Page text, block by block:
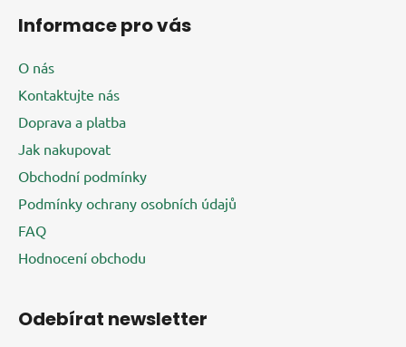
Informace pro vás
O nás
Kontaktujte nás
Doprava a platba
Jak nakupovat
Obchodní podmínky
Podmínky ochrany osobních údajů
FAQ
Hodnocení obchodu
Odebírat newsletter